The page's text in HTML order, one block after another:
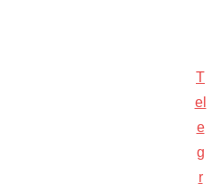
T
el
e
g
r